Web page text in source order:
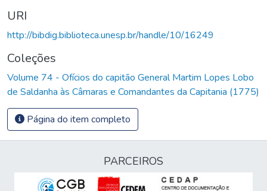
URI
http://bibdig.biblioteca.unesp.br/handle/10/16249
Coleções
Volume 74 - Ofícios do capitão General Martim Lopes Lobo
de Saldanha às Câmaras e Comandantes da Capitania (1775)
Página do item completo
PARCEIROS